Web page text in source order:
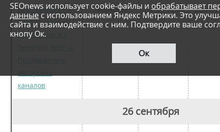
Как психологу и
юристу набрать
подписчиков с
каналов
Воркшоп 12:00-13:00
26 сентября
SEOnews использует cookie-файлы и обрабатывает
данныес использованием Яндекс Метрики. Это
сайта и взаимодействие с ним. Подтвердите ваше
кнопу Ок.
Ок